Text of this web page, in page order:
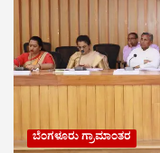
ಬೆಂಗಳೂರು ಗ್ರಾಮಾಂತರ